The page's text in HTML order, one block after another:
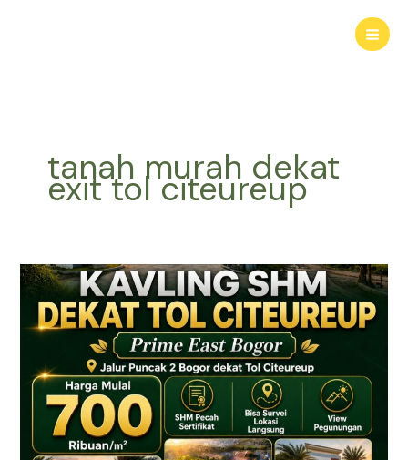
tanah murah dekat
exit tol citeureup
KAVLING
HARMONI
PRIME
EAST
Tanah
700